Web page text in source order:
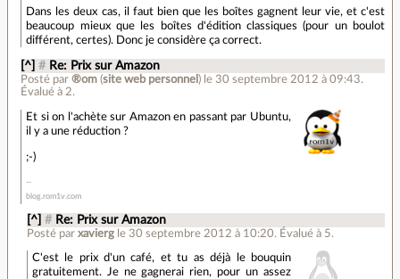
Dans les deux cas, il faut bien que les boîtes gagnent leur vie, et c'est
beaucoup mieux que les boîtes d'édition classiques (pour un boulot
différent, certes). Donc je considère ça correct.
[^] # Re: Prix sur Amazon
Posté par®om (site web personnel ) le 30 septembre 2012 à 09:43.
Évalué à 2.
Et si on l'achète sur Amazon en passant par Ubuntu,
il y a une réduction ?
;-)
blog.rom1v.com
[^] # Re: Prix sur Amazon
Posté par xavierg le 30 septembre 2012 à 10:20. Évalué à 5.
C'est le prix d'un café, et tu as déjà le bouquin
gratuitement. Je ne gagnerai rien, pour un assez